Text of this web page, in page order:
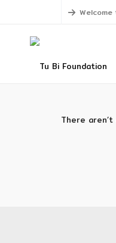
Welcome
There